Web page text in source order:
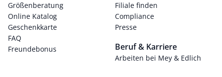
Größenberatung
Online Katalog
Geschenkkarte
FAQ
Freundebonus
Filiale finden
Compliance
Presse
Beruf & Karriere
Arbeiten bei Mey & Edlich